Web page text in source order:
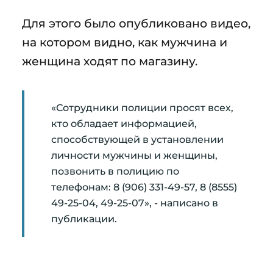
Для этого было опубликовано видео,
на котором видно, как мужчина и
женщина ходят по магазину.
«Сотрудники полиции просят всех,
кто обладает информацией,
способствующей в установлении
личности мужчины и женщины,
позвонить в полицию по
телефонам: 8 (906) 331-49-57, 8 (8555)
49-25-04, 49-25-07», - написано в
публикации.